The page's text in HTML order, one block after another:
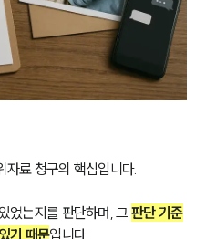
료 청구의 핵심입니다.
었는지를 판단하며, 그 판단 기준
기 때문입니다.